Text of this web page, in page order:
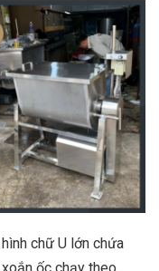
chữ U lớn chứa